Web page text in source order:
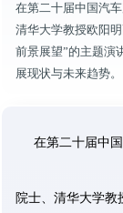
在第二十届中国汽
清华大学教授欧阳
前景展望”的主题演
展现状与未来趋势。
在第二十届中
院士、清华大学教